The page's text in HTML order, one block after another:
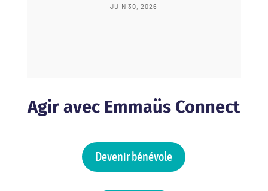
JUIN 30, 2026
Agir avec Emmaüs Connect
Devenir bénévole